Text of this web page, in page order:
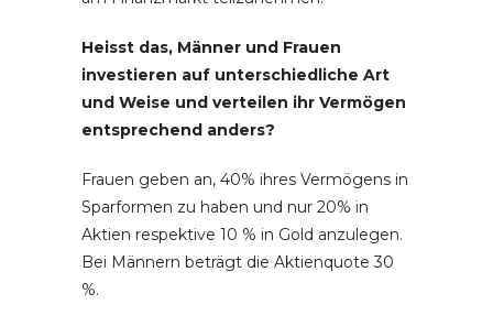
Heisst das, Männer und Frauen
investieren auf unterschiedliche Art
und Weise und verteilen ihr Vermögen
entsprechend anders?
Frauen geben an, 40% ihres Vermögens in
Sparformen zu haben und nur 20% in
Aktien respektive 10 % in Gold anzulegen.
Bei Männern beträgt die Aktienquote 30
%.